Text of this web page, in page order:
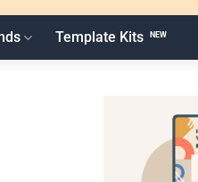
Template Kits